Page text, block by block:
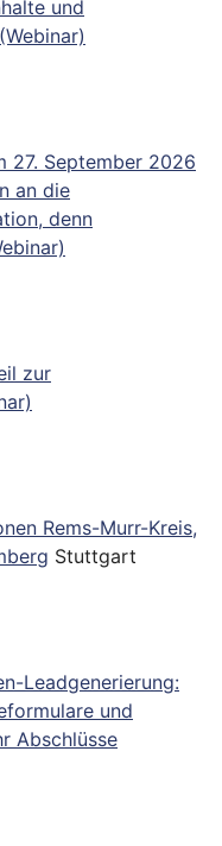
und
27. September 2026
an die
denn
zur
Rems-Murr-Kreis,
Stuttgart
Leadgenerierung:
und
Abschlüsse